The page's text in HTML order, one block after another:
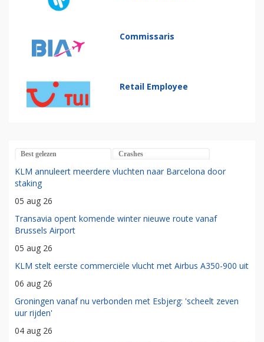
Commissaris
Retail Employee
Best gelezen Crashes
KLM annuleert meerdere vluchten naar Barcelona door
staking
05 aug 26
Transavia opent komende winter nieuwe route vanaf
Brussels Airport
05 aug 26
KLM stelt eerste commerciële vlucht met Airbus A350-900 uit
06 aug 26
Groningen vanaf nu verbonden met Esbjerg: 'scheelt zeven
uur rijden'
04 aug 26